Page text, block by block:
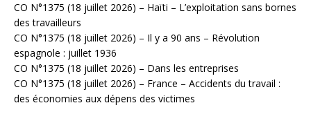
CO N°1375 (18 juillet 2026) – Haïti – L’exploitation sans bornes
des travailleurs
CO N°1375 (18 juillet 2026) – Il y a 90 ans – Révolution
espagnole : juillet 1936
CO N°1375 (18 juillet 2026) – Dans les entreprises
CO N°1375 (18 juillet 2026) – France – Accidents du travail :
des économies aux dépens des victimes